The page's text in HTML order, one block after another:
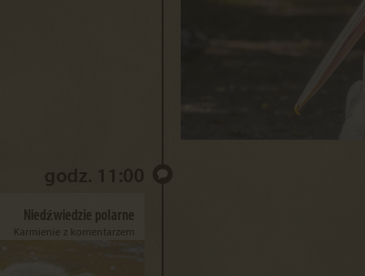
godz. 11:00
Niedźwiedzie polarne
Karmienie z komentarzem